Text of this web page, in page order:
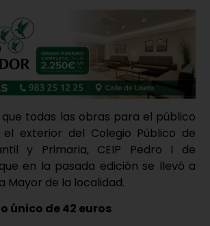
todas las obras para el público
exterior del Colegio Público de
y Primaria, CEIP Pedro I de
en la pasada edición se llevó a
Mayor de la localidad.
único de 42 euros